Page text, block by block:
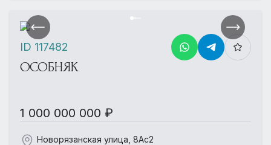
ОСОБНЯК
1 000 000 000 ₽
Новорязанская улица, 8Ас2
ID 117482